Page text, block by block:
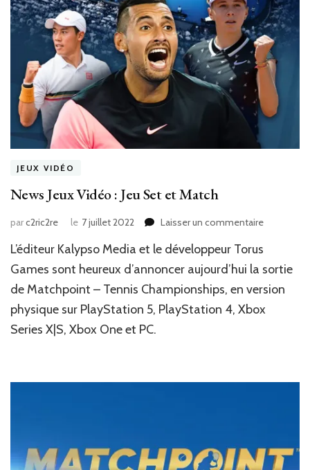
JEUX VIDÉO
News Jeux Vidéo : Jeu Set et Match
parc2ric2re le 7 juillet 2022 Laisser un commentairesur
Vidéo
Jeu
Set
L’éditeur Kalypso Media et le développeur Torus
Games sont heureux d’annoncer aujourd’hui la sortie
de Matchpoint – Tennis Championships, en version
physique sur PlayStation 5, PlayStation 4, Xbox
Series X|S, Xbox One et PC.